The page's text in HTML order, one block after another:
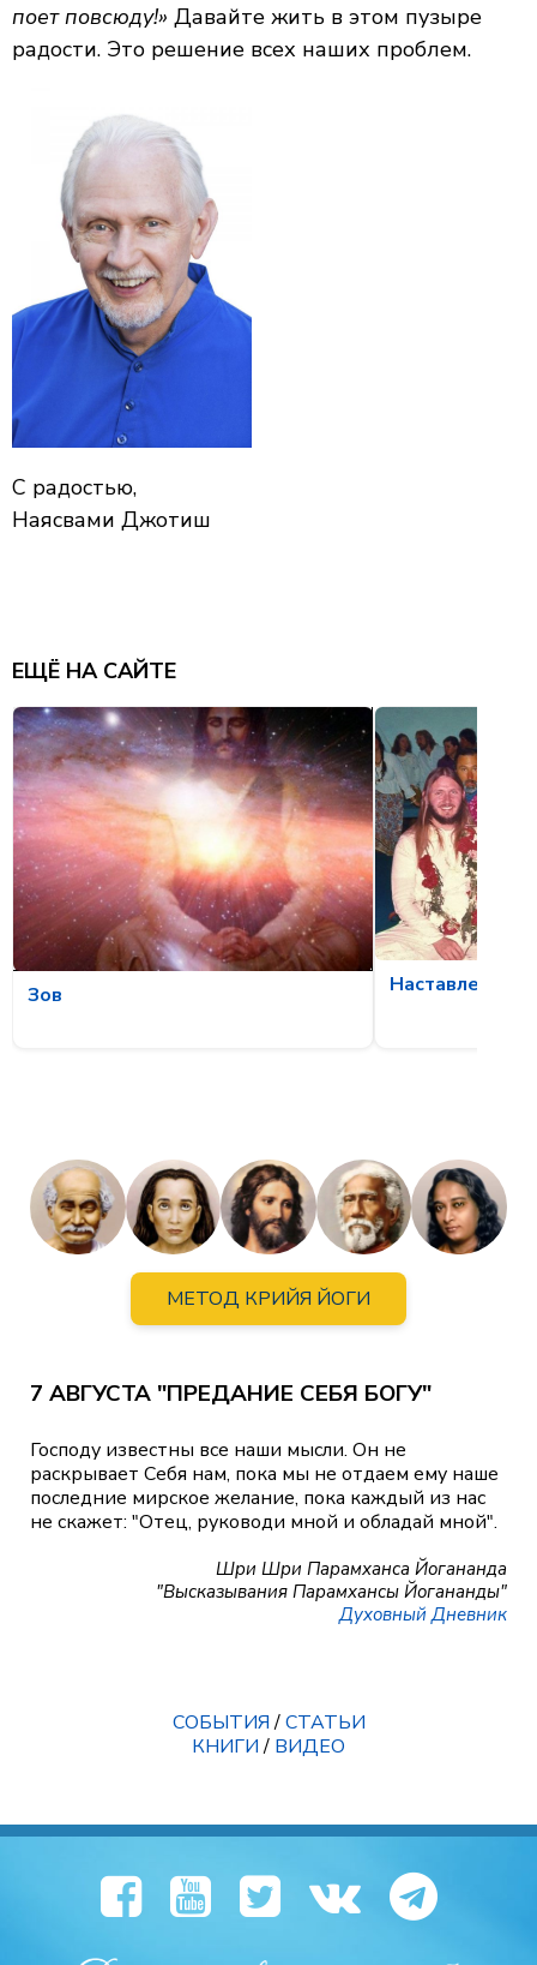
поет повсюду!» Давайте жить в этом пузыре
радости. Это решение всех наших проблем.
С радостью,
Наясвами Джотиш
ЕЩЁ НА САЙТЕ
Зов Наставления
МЕТОД КРИЙЯ ЙОГИ
7 АВГУСТА "ПРЕДАНИЕ СЕБЯ БОГУ"
Господу известны все наши мысли. Он не
раскрывает Себя нам, пока мы не отдаем ему наше
последние мирское желание, пока каждый из нас
не скажет: "Отец, руководи мной и обладай мной".
Шри Шри Парамханса Йогананда
"Высказывания Парамхансы Йогананды"
Духовный Дневник
СОБЫТИЯ/СТАТЬИ
КНИГИ/ ВИДЕО